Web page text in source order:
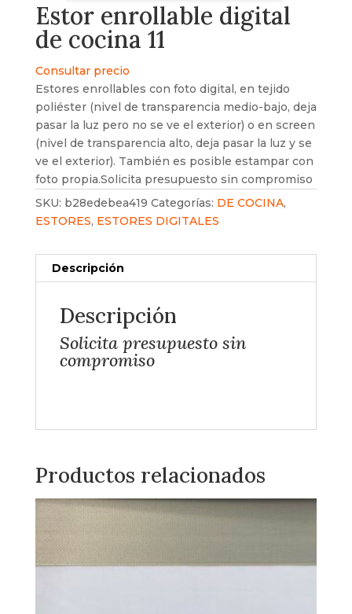
Estor enrollable digital
de cocina 11
Consultar precio
Estores enrollables con foto digital, en tejido
poliéster (nivel de transparencia medio-bajo, deja
pasar la luz pero no se ve el exterior) o en screen
(nivel de transparencia alto, deja pasar la luz y se
ve el exterior). También es posible estampar con
foto propia.Solicita presupuesto sin compromiso
SKU: b28edebea419 Categorías: DE COCINA,
ESTORES, ESTORES DIGITALES
Descripción
Descripción
Solicita presupuesto sin
compromiso
Productos relacionados